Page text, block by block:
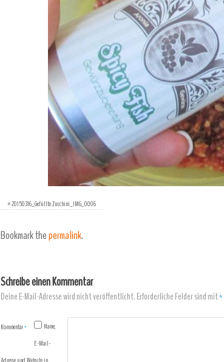
«20150316_Gefüllte Zucchini_IMG_0006
Bookmark thepermalink.
Schreibe einen Kommentar
Deine E-Mail-Adresse wird nicht veröffentlicht.Erforderliche Felder sind mit*
Kommentar*
Name,
E-Mail-